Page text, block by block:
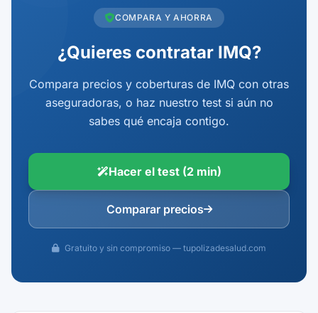
COMPARA Y AHORRA
¿Quieres contratar IMQ?
Compara precios y coberturas de IMQ con otras
aseguradoras, o haz nuestro test si aún no
sabes qué encaja contigo.
Hacer el test (2 min)
Comparar precios
Gratuito y sin compromiso — tupolizadesalud.com